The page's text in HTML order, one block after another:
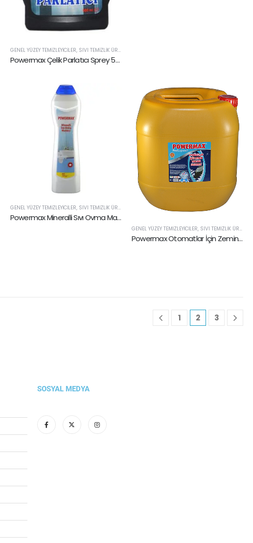
GENEL YÜZEY TEMIZLEYICILER, SIVI TEMIZLIK ÜRÜNLERI
Powermax Çelik Parlatıcı Sprey 500 ml
GENEL YÜZEY TEMIZLEYICILER, SIVI TEMIZLIK ÜRÜNLERI
Powermax Mineralli Sıvı Ovma Maddesi 750ml
GENEL YÜZEY TEMIZLEYICILER, SIVI TEMIZLIK ÜRÜNLERI
Powermax Otomatlar İçin Zemin Yıkama Maddesi 30 lt
1 2 3
SOSYAL MEDYA